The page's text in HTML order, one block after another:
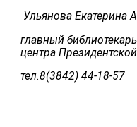
Ульянова Екатерина
главный
центра
тел.8(3842) 44-18-57